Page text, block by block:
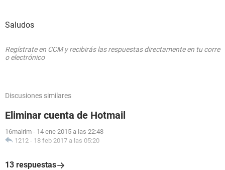
Saludos
Regístrate en CCM y recibirás las respuestas directamente en tu corre
o electrónico
Discusiones similares
Eliminar cuenta de Hotmail
16mairim - 14 ene 2015 a las 22:48
1212 - 18 feb 2017 a las 05:20
13 respuestas